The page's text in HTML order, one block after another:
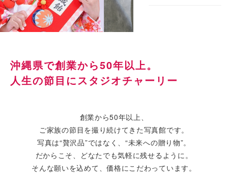
沖縄県で創業から50年以上。
人生の節目にスタジオチャーリー
創業から50年以上、
ご家族の節目を撮り続けてきた写真館です。
写真は“贅沢品”ではなく、“未来への贈り物”。
だからこそ、どなたでも気軽に残せるように。
そんな願いを込めて、価格にこだわっています。